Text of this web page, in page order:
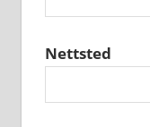
Nettsted